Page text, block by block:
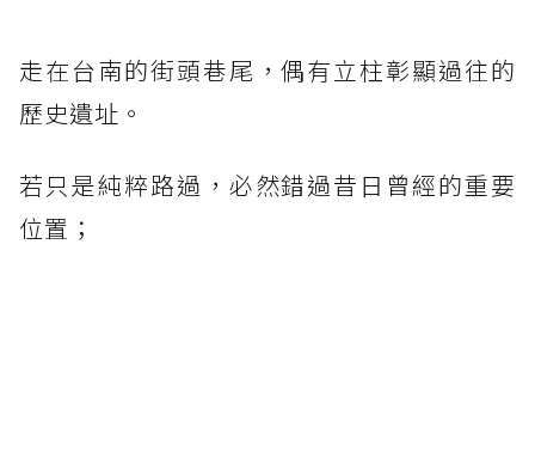
走在台南的街頭巷尾，偶有立柱彰顯過往的
歷史遺址。
若只是純粹路過，必然錯過昔日曾經的重要
位置；